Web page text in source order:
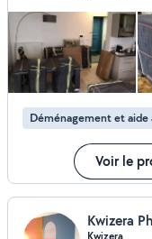
respect. Mon
offrir un service ,
déménagement : chargement/ déchargement :port de
meube/électroménager : manutention de
Disponible et à écouter de vos
expérience et à mes
compter sur quelqu un de motive, honnête et appliquée
N'hésitez pas à me
besoins ,et je serai
Déménagement et
Voir le
Kwizera